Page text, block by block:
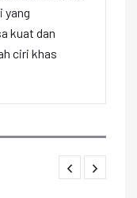
yang
kuat dan
ciri khas